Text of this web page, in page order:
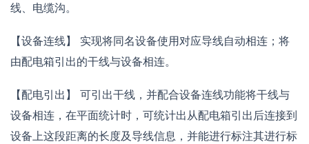
线、电缆沟。
【设备连线】 实现将同名设备使用对应导线自动相连；将
由配电箱引出的干线与设备相连。
【配电引出】 可引出干线，并配合设备连线功能将干线与
设备相连，在平面统计时，可统计出从配电箱引出后连接到
设备上这段距离的长度及导线信息，并能进行标注其进行标